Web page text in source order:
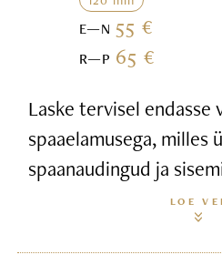
E—N 55 €
R—P 65 €
Laske tervisel endasse
spaaelamusega, milles
spaanaudingud ja
LOE